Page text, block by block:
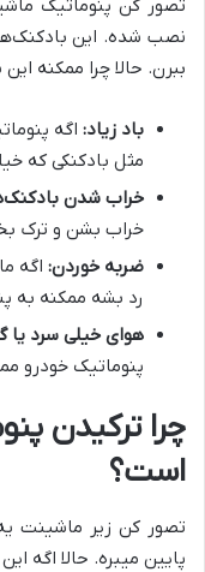
تصور کن پنوماتیک
نصب شده. این بادکنک‌ها
ببرن. حالا چرا ممکنه
باد زیاد: اگه
مثل بادکنکی که
خراب شدن
خراب بشن و ترک
ضربه خوردن: اگه
رد بشه ممکنه به
هوای خیلی سرد یا
پنوماتیک خودرو
چرا ترکیدن
است؟
تصور کن زیر ماشینت
پایین میبره. حالا اگه